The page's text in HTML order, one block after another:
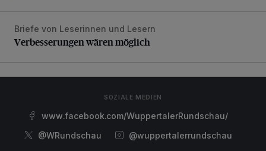
Verbesserungen wären möglich
Briefe von Leserinnen und Lesern
Verbesserungen wären möglich
SOZIALE MEDIEN
www.facebook.com/WuppertalerRundschau/
@WRundschau
@wuppertalerrundschau